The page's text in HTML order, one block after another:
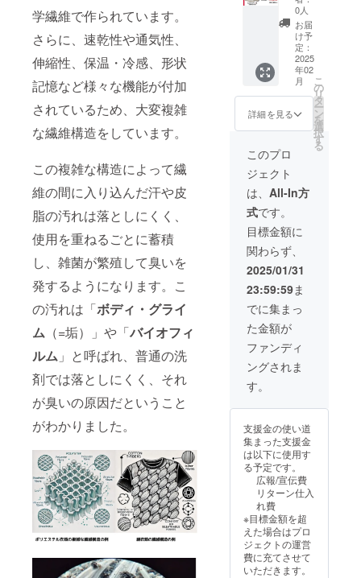
学繊維で作られています。
さらに、速乾性や通気性、
伸縮性、保温・冷感、形状
記憶など様々な機能が付加
されているため、大変複雑
な繊維構造をしています。
この複雑な構造によって繊
維の間に入り込んだ汗や皮
脂の汚れは落としにくく、
使用を重ねるごとに蓄積
し、雑菌が繁殖して臭いを
発するようになります。こ
の汚れは「ボディ・グライ
ム （=垢）」や「バイオフィ
ルム 」と呼ばれ、普通の洗
剤では落としにくく、それ
が臭いの原因だということ
がわかりました。
1,000ml
入 2個
（洗濯
80回分
に相
当） 税
込・送
料込
0人
お届
け予
定：
2025
年02
月
詳細を見る
こ
の
リ
タ
ー
ン
を
選
択
す
る
このプロ
ジェクト
は、 All-In方
式です。
目標金額に
関わらず、
2025/01/31
23:59:59ま
でに集まっ
た金額が
ファンディ
ングされま
す。
支援金の使い道
集まった支援金
は以下に使用す
る予定です。
広報/宣伝費
リターン仕入
れ費
※目標金額を超
えた場合はプロ
ジェクトの運営
費に充てさせて
いただきます。